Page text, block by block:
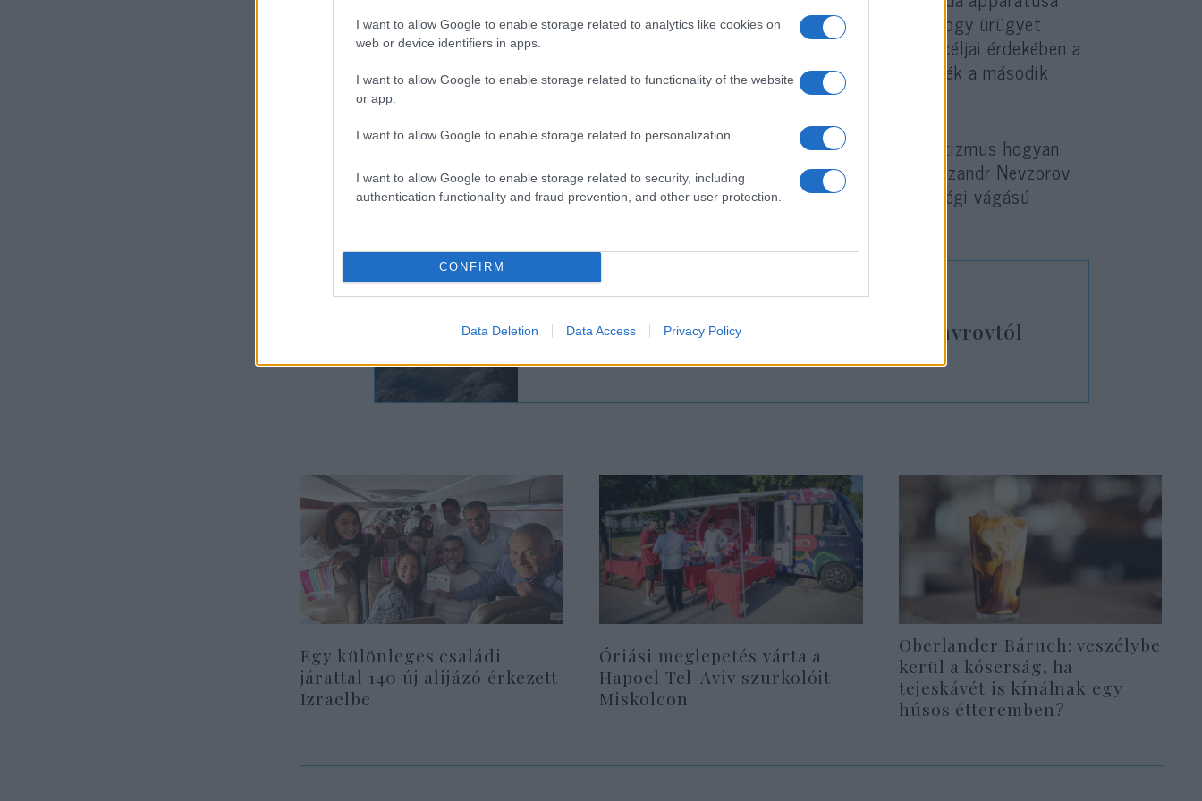
I want to allow Google to enable storage related to analytics like cookies on
web or device identifiers in apps.
I want to allow Google to enable storage related to functionality of the website
or app.
I want to allow Google to enable storage related to personalization.
I want to allow Google to enable storage related to security, including
authentication functionality and fraud prevention, and other user protection.
CONFIRM
Data Deletion Data Access Privacy Policy
kihasználja a náci Németország elleni szovjet harc történelmi emlékét, hogy ürügyet
fabrikáljon az Ukrajna elleni indokolatlan, brutális háborúhoz. Agresszív céljai érdekében a
Kreml kihasználja mindazok szenvedését és áldozatvállalását, akik átélték a második
világháborút és túlélték a holokausztot”.
Bár a jelentés nem tér ki arra, hogy a Szovjetunióban uralkodó antiszemitizmus hogyan
befolyásolta Putyin narratíváját, egy disszidens orosz megfigyelő, Olekszandr Nevzorov
szerint Moszkva propagandája lehetővé tette, hogy ismét feléledjen “a régi vágású
Az orosz főrabbi bocsánatkérést vár Lavrovtól
Egy különleges családi
járattal 140 új alijázó érkezett
Izraelbe
Óriási meglepetés várta a
Hapoel Tel-Aviv szurkolóit
Miskolcon
Oberlander Báruch: veszélybe
kerül a kóserság, ha
tejeskávét is kínálnak egy
húsos étteremben?